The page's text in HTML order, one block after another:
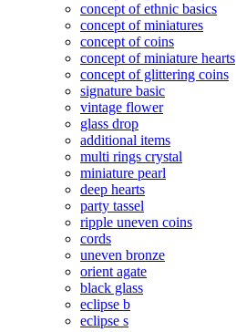
concept of ethnic basics
concept of miniatures
concept of coins
concept of miniature hearts
concept of glittering coins
signature basic
vintage flower
glass drop
additional items
multi rings crystal
miniature pearl
deep hearts
party tassel
ripple uneven coins
cords
uneven bronze
orient agate
black glass
eclipse b
eclipse s